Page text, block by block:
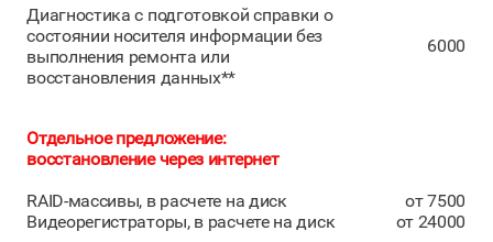
Диагностика с подготовкой справки о
состоянии носителя информации без
выполнения ремонта или
восстановления данных**
6000
Отдельное предложение:
восстановление через интернет
RAID-массивы, в расчете на диск
от 7500
Видеорегистраторы, в расчете на диск
от 24000